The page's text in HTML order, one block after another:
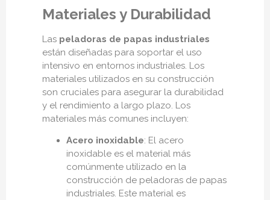
Materiales y Durabilidad
Las peladoras de papas industriales
están diseñadas para soportar el uso
intensivo en entornos industriales. Los
materiales utilizados en su construcción
son cruciales para asegurar la durabilidad
y el rendimiento a largo plazo. Los
materiales más comunes incluyen:
Acero inoxidable: El acero
inoxidable es el material más
comúnmente utilizado en la
construcción de peladoras de papas
industriales. Este material es